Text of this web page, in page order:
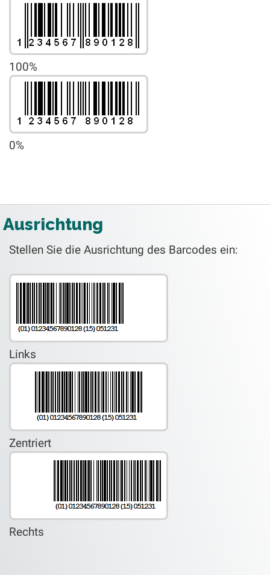
100%
0%
Ausrichtung
Stellen Sie die Ausrichtung des Barcodes ein:
Links
Zentriert
Rechts